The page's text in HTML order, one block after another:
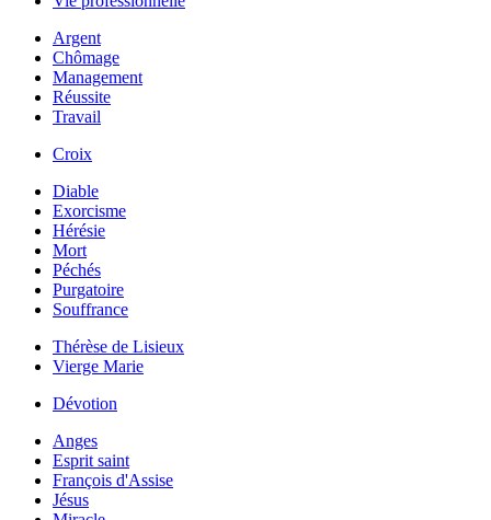
Argent
Chômage
Management
Réussite
Travail
Croix
Diable
Exorcisme
Hérésie
Mort
Péchés
Purgatoire
Souffrance
Thérèse de Lisieux
Vierge Marie
Dévotion
Anges
Esprit saint
François d'Assise
Jésus